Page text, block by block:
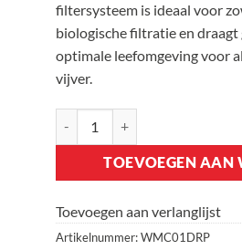
filtersysteem is ideaal voor
biologische filtratie en draagt
optimale leefomgeving voor
vijver.
TOEVOEGEN AAN
Toevoegen aan verlanglijst
Artikelnummer:WMC01DRP